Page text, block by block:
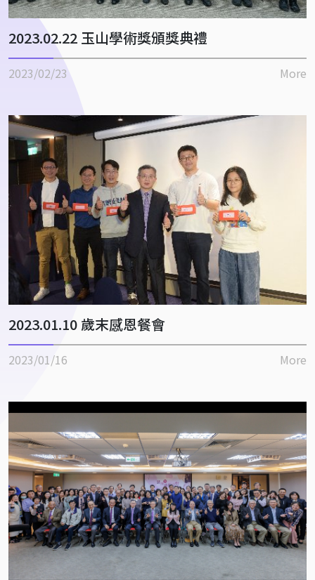
2023.02.22 玉山學術獎頒獎典禮
2023/02/23 More
2023.01.10 歲末感恩餐會
2023/01/16 More